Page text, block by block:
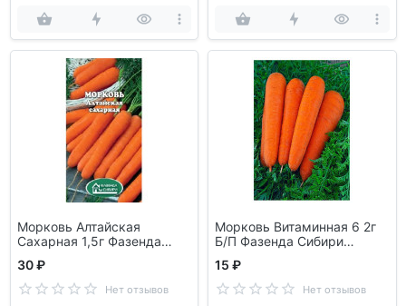
Морковь Алтайская
Сахарная 1,5г Фазенда
30 ₽
Нет отзывов
Морковь Витаминная 6 2г
Б/П Фазенда Сибири
15 ₽
Нет отзывов